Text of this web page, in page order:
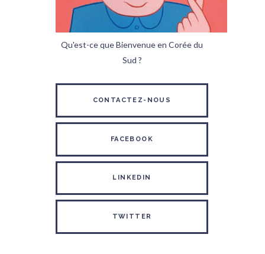
Qu'est-ce que Bienvenue en Corée du
Sud ?
CONTACTEZ-NOUS
FACEBOOK
LINKEDIN
TWITTER